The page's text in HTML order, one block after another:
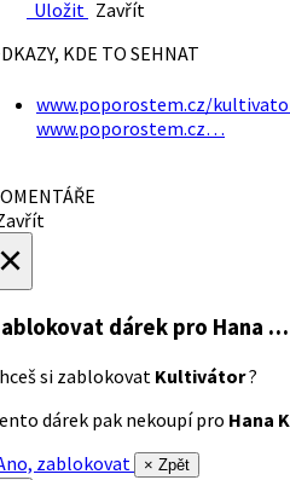
Uložit Zavřít
KDE TO SEHNAT
www.poporostem.cz/
www.poporostem.cz…
dárek pro Hana …
si zablokovat Kultivátor?
dárek pak nekoupí pro Hana
zablokovat
× Zpět